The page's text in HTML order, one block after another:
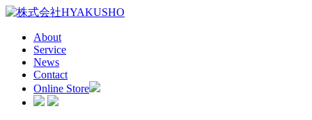
About
Service
News
Contact
Online Store